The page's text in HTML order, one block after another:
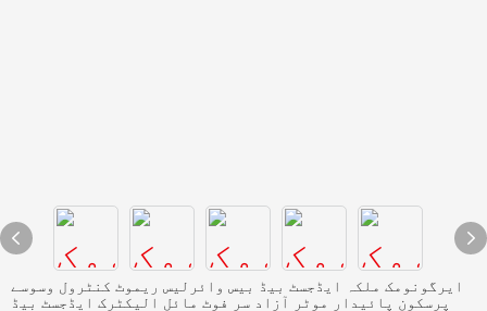
ایرگونومک ملکہ ایڈجسٹ بیڈ بیس وائرلیس ریموٹ کنٹرول وسوسے
پرسکون پائیدار موٹر آزاد سر فوٹ مائل الیکٹرک ایڈجسٹ بیڈ